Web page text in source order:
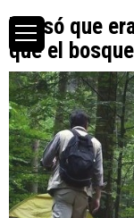
Pensó que
que el